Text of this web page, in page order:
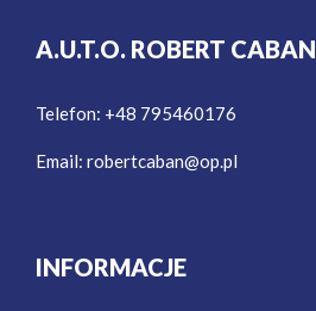
A.U.T.O. ROBERT CABAN
Telefon: +48 795460176
Email: robertcaban@op.pl
INFORMACJE